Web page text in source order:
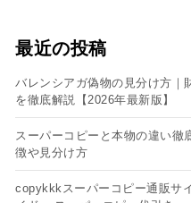
最近の投稿
バレンシアガ偽物の見分け方｜
を徹底解説【2026年最新版】
スーパーコピーと本物の違い
徴や見分け方
copykkkスーパーコピー通販サ